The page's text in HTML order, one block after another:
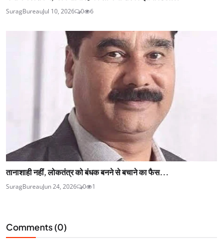
SuragBureauJul 10, 2026 0 6
तानाशाही नहीं, लोकतंत्र को बंधक बनने से बचाने का फैस...
SuragBureauJun 24, 2026 0 1
Comments (0)